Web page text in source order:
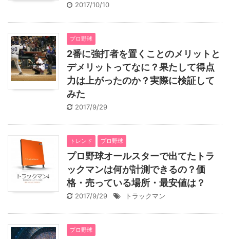
2017/10/10
プロ野球
2番に強打者を置くことのメリットと
デメリットってなに？果たして得点
力は上がったのか？実際に検証して
みた
2017/9/29
トレンド プロ野球
プロ野球オールスターで出てたトラ
ックマンは何が計測できるの？価
格・売っている場所・最安値は？
2017/9/29 トラックマン
プロ野球